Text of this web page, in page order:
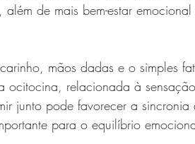
além de mais bem-estar
mãos dadas e o simples
relacionada à sensação
junto pode favorecer a
para o equilíbrio